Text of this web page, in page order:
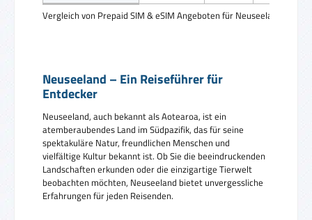
Vergleich von Prepaid SIM & eSIM Angeboten für Neuseeland
Neuseeland – Ein Reiseführer für
Entdecker
Neuseeland, auch bekannt als Aotearoa, ist ein
atemberaubendes Land im Südpazifik, das für seine
spektakuläre Natur, freundlichen Menschen und
vielfältige Kultur bekannt ist. Ob Sie die beeindruckenden
Landschaften erkunden oder die einzigartige Tierwelt
beobachten möchten, Neuseeland bietet unvergessliche
Erfahrungen für jeden Reisenden.